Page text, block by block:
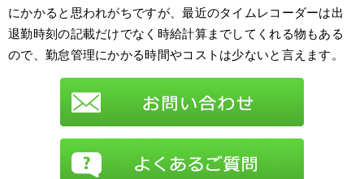
にかかると思われがちですが、最近のタイムレコーダーは出
退勤時刻の記載だけでなく時給計算までしてくれる物もある
ので、勤怠管理にかかる時間やコストは少ないと言えます。